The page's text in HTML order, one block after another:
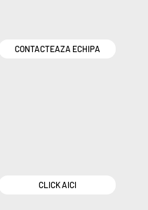
CONTACTEAZA ECHIPA
CLICK AICI